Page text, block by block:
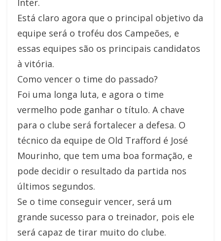
Inter.
Está claro agora que o principal objetivo da
equipe será o troféu dos Campeões, e
essas equipes são os principais candidatos
à vitória.
Como vencer o time do passado?
Foi uma longa luta, e agora o time
vermelho pode ganhar o título. A chave
para o clube será fortalecer a defesa. O
técnico da equipe de Old Trafford é José
Mourinho, que tem uma boa formação, e
pode decidir o resultado da partida nos
últimos segundos.
Se o time conseguir vencer, será um
grande sucesso para o treinador, pois ele
será capaz de tirar muito do clube.